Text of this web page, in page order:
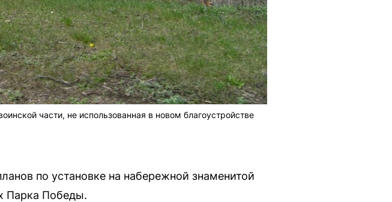
части, не использованная в новом благоустройстве
по установке на набережной знаменитой
Парка Победы.